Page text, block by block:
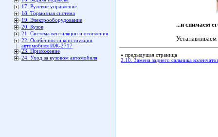
17. Рулевое управление
18. Тормозная система
19. Электрооборудование
20. Кузов
21. Система вентиляции и отопления
22. Особенности конструкции
автомобиля ИЖ-2717
23. Приложение
24. Уход за кузовом автомобиля
...и снимаем
« предыдущая страница
2.10. Замена заднего сальника